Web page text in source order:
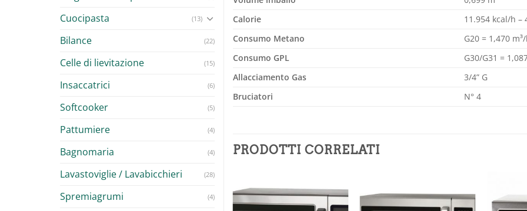
Cuocipasta (13)
Bilance (22)
Celle di lievitazione (15)
Insaccatrici (6)
Softcooker (5)
Pattumiere (4)
Bagnomaria (4)
Lavastoviglie / Lavabicchieri (28)
Spremiagrumi (4)
Calorie
11.954 kcal/h –
Consumo Metano
G20 = 1,470
Consumo GPL
G30/G31 =
Allacciamento Gas
3/4” G
Bruciatori
N° 4
PRODOTTI CORRELATI